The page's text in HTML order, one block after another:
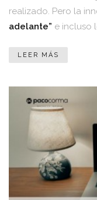
realizado. Pero la
adelante” e incluso
LEER MÁS